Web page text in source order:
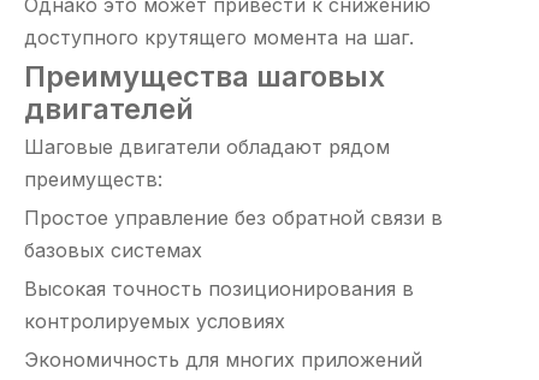
Однако это может привести к снижению
доступного крутящего момента на шаг.
Преимущества шаговых
двигателей
Шаговые двигатели обладают рядом
преимуществ:
Простое управление без обратной связи в
базовых системах
Высокая точность позиционирования в
контролируемых условиях
Экономичность для многих приложений